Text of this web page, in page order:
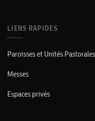
LIENS RAPIDES
Paroisses et Unités Pastorales
Messes
Espaces privés